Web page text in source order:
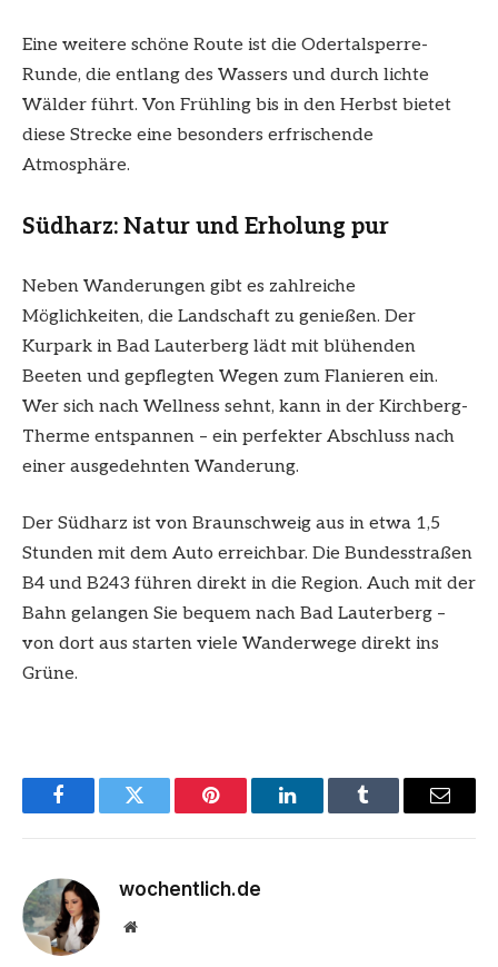
Eine weitere schöne Route ist die Odertalsperre-
Runde, die entlang des Wassers und durch lichte
Wälder führt. Von Frühling bis in den Herbst bietet
diese Strecke eine besonders erfrischende
Atmosphäre.
Südharz: Natur und Erholung pur
Neben Wanderungen gibt es zahlreiche
Möglichkeiten, die Landschaft zu genießen. Der
Kurpark in Bad Lauterberg lädt mit blühenden
Beeten und gepflegten Wegen zum Flanieren ein.
Wer sich nach Wellness sehnt, kann in der Kirchberg-
Therme entspannen – ein perfekter Abschluss nach
einer ausgedehnten Wanderung.
Der Südharz ist von Braunschweig aus in etwa 1,5
Stunden mit dem Auto erreichbar. Die Bundesstraßen
B4 und B243 führen direkt in die Region. Auch mit der
Bahn gelangen Sie bequem nach Bad Lauterberg –
von dort aus starten viele Wanderwege direkt ins
Grüne.
FacebookTwitter Pinterest LinkedInTumblr Email
wochentlich.de
Website